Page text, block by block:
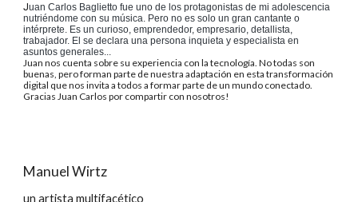
Juan Carlos Baglietto fue uno de los protagonistas de mi adolescencia
nutriéndome con su música. Pero no es solo un gran cantante o
intérprete. Es un curioso, emprendedor, empresario, detallista,
trabajador. El se declara una persona inquieta y especialista en
asuntos generales...
Juan nos cuenta sobre su experiencia con la tecnología. No todas son
buenas, pero forman parte de nuestra adaptación en esta transformación
digital que nos invita a todos a formar parte de un mundo conectado.
Gracias Juan Carlos por compartir con nosotros!
Manuel Wirtz
un artista multifacético